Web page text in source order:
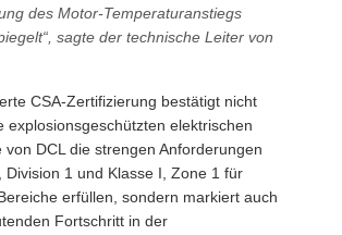
des Motor-Temperaturanstiegs
sagte der technische Leiter von
CSA-Zertifizierung bestätigt nicht
explosionsgeschützten elektrischen
von DCL die strengen Anforderungen
Division 1 und Klasse I, Zone 1 für
erfüllen, sondern markiert auch
Fortschritt in der